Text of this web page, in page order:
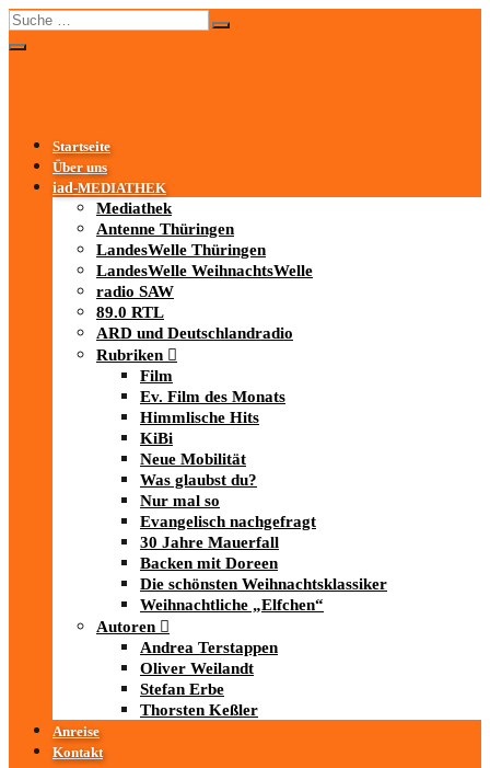
Startseite
Über uns
iad-MEDIATHEK
Mediathek
Antenne Thüringen
LandesWelle Thüringen
LandesWelle WeihnachtsWelle
radio SAW
89.0 RTL
ARD und Deutschlandradio
Rubriken
Film
Ev. Film des Monats
Himmlische Hits
KiBi
Neue Mobilität
Was glaubst du?
Nur mal so
Evangelisch nachgefragt
30 Jahre Mauerfall
Backen mit Doreen
Die schönsten Weihnachtsklassiker
Weihnachtliche „Elfchen“
Autoren
Andrea Terstappen
Oliver Weilandt
Stefan Erbe
Thorsten Keßler
Anreise
Kontakt